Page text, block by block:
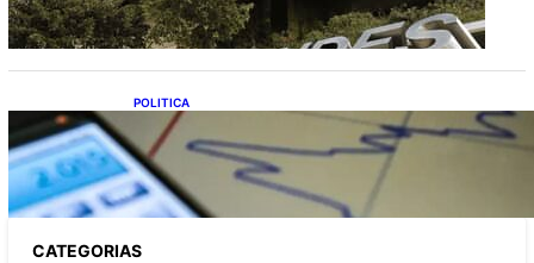
POLITICA
TCU lista mais de 6 mil responsáveis com
contas irregulares; Nordeste e Sudeste
concentram maioria dos nomes
CATEGORIAS